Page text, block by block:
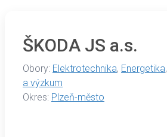
ŠKODA JS a.s.
Obory: Elektrotechnika, Energetika,
a výzkum
Okres: Plzeň-město